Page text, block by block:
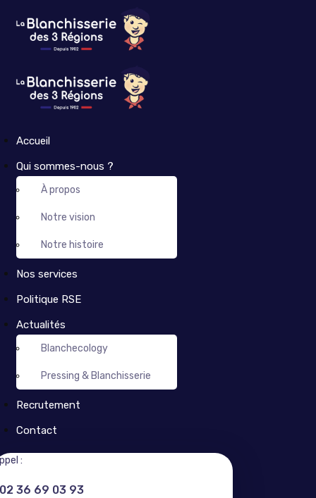
Accueil
Qui sommes-nous ?
À propos
Notre vision
Notre histoire
Nos services
Politique RSE
Actualités
Blanchecology
Pressing & Blanchisserie
Recrutement
Contact
:
02 36 69 03 93